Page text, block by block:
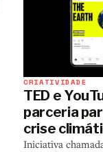
CRIATIVIDADE
TED e
parceria
crise
Iniciativa